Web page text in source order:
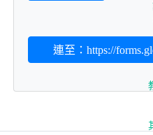
連至：https://